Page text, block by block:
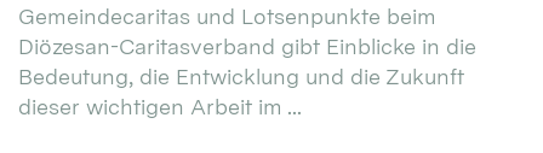
Gemeindecaritas und Lotsenpunkte beim
Diözesan-Caritasverband gibt Einblicke in die
Bedeutung, die Entwicklung und die Zukunft
dieser wichtigen Arbeit im ...